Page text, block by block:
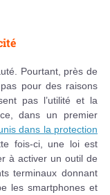
Pourtant, près de
pour des raisons
pas l’utilité et la
dans un premier
dans la protection
fois-ci, une loi est
à activer un outil de
terminaux donnant
les smartphones et